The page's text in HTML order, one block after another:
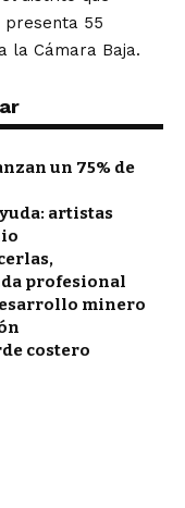
presenta 55
la Cámara Baja.
un 75% de
artistas
profesional
minero
costero